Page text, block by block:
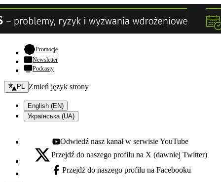
Promocje- otwiera się w nowej karcie
Newsletter
Podcasty
Zmień język - bieżący:
PL Zmień język strony
English (EN)
Українська (UA)
Youtube - otwiera się w nowej karcie
Odwiedź nasz kanał w serwisie YouTube
X - otwiera się w nowej karcie
Przejdź do naszego profilu na X (dawniej Twitter)
Facebook - otwiera się w nowej karcie
Przejdź do naszego profilu na Facebooku